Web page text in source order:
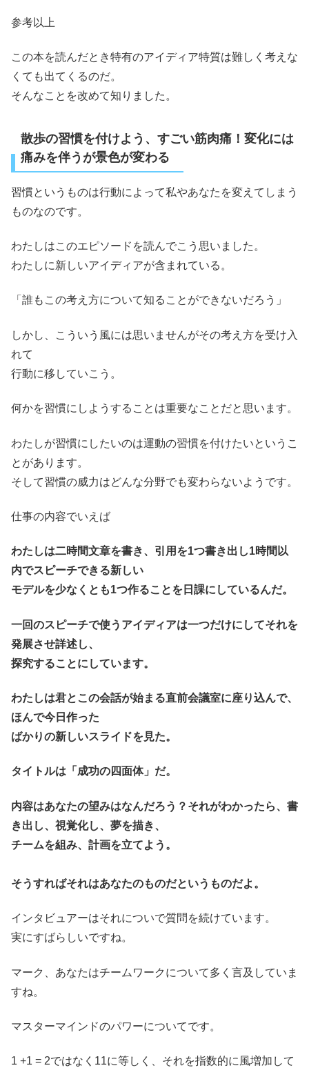
参考以上
この本を読んだとき特有のアイディア特質は難しく考えな
くても出てくるのだ。
そんなことを改めて知りました。
散歩の習慣を付けよう、すごい筋肉痛！変化には
痛みを伴うが景色が変わる
習慣というものは行動によって私やあなたを変えてしまう
ものなのです。
わたしはこのエピソードを読んでこう思いました。
わたしに新しいアイディアが含まれている。
「誰もこの考え方について知ることができないだろう」
しかし、こういう風には思いませんがその考え方を受け入
れて
行動に移していこう。
何かを習慣にしようすることは重要なことだと思います。
わたしが習慣にしたいのは運動の習慣を付けたいというこ
とがあります。
そして習慣の威力はどんな分野でも変わらないようです。
仕事の内容でいえば
わたしは二時間文章を書き、引用を1つ書き出し1時間以
内でスピーチできる新しい
モデルを少なくとも1つ作ることを日課にしているんだ。
一回のスピーチで使うアイディアは一つだけにしてそれを
発展させ詳述し、
探究することにしています。
わたしは君とこの会話が始まる直前会議室に座り込んで、
ほんで今日作った
ばかりの新しいスライドを見た。
タイトルは「成功の四面体」だ。
内容はあなたの望みはなんだろう？それがわかったら、書
き出し、視覚化し、夢を描き、
チームを組み、計画を立てよう。
そうすればそれはあなたのものだというものだよ。
インタビュアーはそれについで質問を続けています。
実にすばらしいですね。
マーク、あなたはチームワークについて多く言及していま
すね。
マスターマインドのパワーについてです。
1 +1 = 2ではなく11に等しく、それを指数的に風増加して